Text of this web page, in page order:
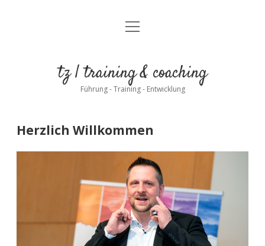
Herzlich Willkommen
Impressum
Menü
tz | training & coaching
Führung - Training - Entwicklung
Herzlich Willkommen